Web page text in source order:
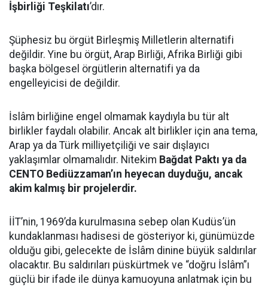
İşbirliği Teşkilatı’dır.
Şüphesiz bu örgüt Birleşmiş Milletlerin alternatifi
değildir. Yine bu örgüt, Arap Birliği, Afrika Birliği gibi
başka bölgesel örgütlerin alternatifi ya da
engelleyicisi de değildir.
İslâm birliğine engel olmamak kaydıyla bu tür alt
birlikler faydalı olabilir. Ancak alt birlikler için ana tema,
Arap ya da Türk milliyetçiliği ve sair dışlayıcı
yaklaşımlar olmamalıdır. Nitekim Bağdat Paktı ya da
CENTO Bediüzzaman’ın heyecan duyduğu, ancak
akim kalmış bir projelerdir.
İİT’nin, 1969’da kurulmasına sebep olan Kudüs’ün
kundaklanması hadisesi de gösteriyor ki, günümüzde
olduğu gibi, gelecekte de İslâm dinine büyük saldırılar
olacaktır. Bu saldırıları püskürtmek ve “doğru İslâm”ı
güçlü bir ifade ile dünya kamuoyuna anlatmak için bu